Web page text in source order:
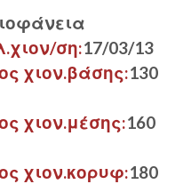
ση:17/03/13
χιον.βάσης:130
χιον.μέσης:160
χιον.κορυφ:180